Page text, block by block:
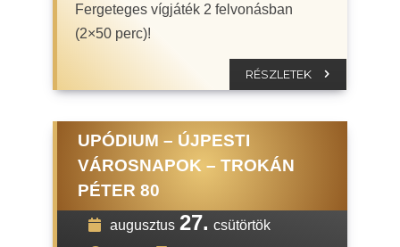
Fergeteges vígjáték 2 felvonásban
(2×50 perc)!
RÉSZLETEK
UPÓDIUM – ÚJPESTI
VÁROSNAPOK – TROKÁN
PÉTER 80
augusztus 27. csütörtök